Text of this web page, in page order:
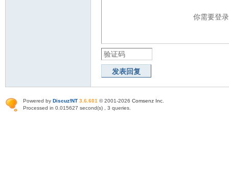
你需要登
发表回复
Powered by Discuz!NT 3.6.601 © 2001-2026 Comsenz Inc
Processed in 0.015627 second(s) , 3 queries.